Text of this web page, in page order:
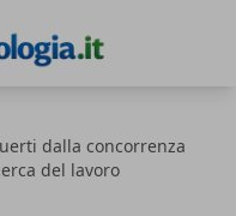
dalla concorrenza
del lavoro